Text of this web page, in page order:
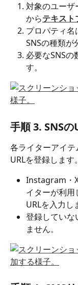
対象のユー
からテキスト
プロパティ
SNSの種類が
必要なSNSの
す。
手順 3. SNS
各ライターアイ
URLを登録します。
Instagram・
イターが利用
URLを入力し
登録していな
ません。